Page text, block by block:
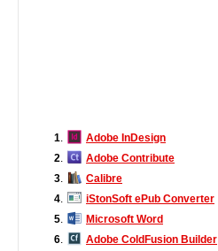
テキストファイル
ベクトル画像ファイル
動画ファイル
インターネットファイル
ドライバのカテゴリー
1
Adobe InDesign
2
Adobe Contribute
3
Calibre
4
iStonSoft ePub Converter
5
Microsoft Word
6
Adobe ColdFusion Builder